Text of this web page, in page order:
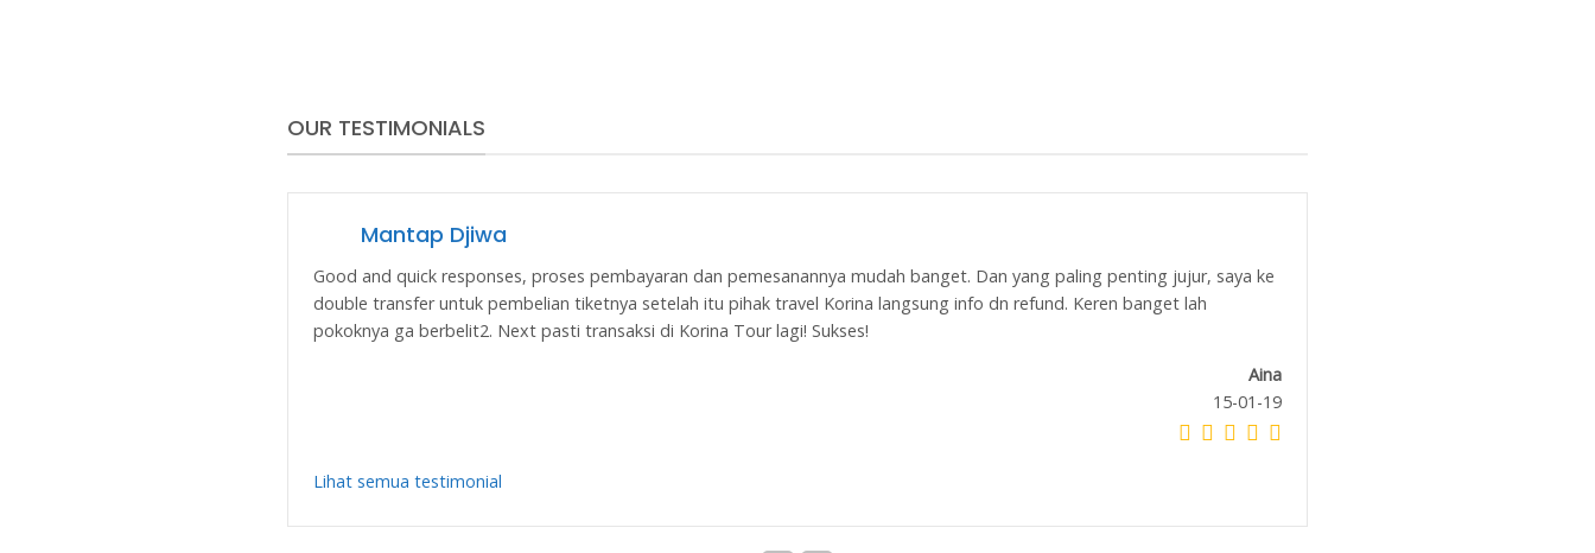
OUR TESTIMONIALS
Mantap Djiwa
Good and quick responses, proses pembayaran dan pemesanannya mudah banget. Dan yang paling penting jujur, saya ke
double transfer untuk pembelian tiketnya setelah itu pihak travel Korina langsung info dn refund. Keren banget lah
pokoknya ga berbelit2. Next pasti transaksi di Korina Tour lagi! Sukses!
Aina
15-01-19
Lihat semua testimonial
Korina tour paling dbest
Korina tour memang tbaik??harga murah masih dapat diskon lagi???